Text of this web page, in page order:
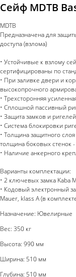
Сейф MDTB
MDTB
Предназначена для
доступа (взлома)
• Устойчивые к взлому
сертифицированы по
• При заливке двери и
высокопрочного
• Трехсторонняя
• Сплошной пассивный
• Защита замков и
• Система блокировки
• Толщина защитного
толщина боковых стенок
• Наличие анкерного
Варианты комплектации:
• 2 ключевых замка Kaba
• Кодовый электронный
Mauer, klass A (в
Назначение: Ювелирные
Вес: 350 кг
Высота: 990 мм
Ширина: 510 мм
Глубина: 510 мм